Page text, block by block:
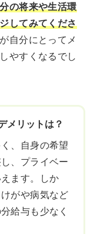
の将来や生活環
してみてくださ
自分にとってメ
やすくなるでし
メリットは？
、自身の希望
、プライベー
ます。しか
がや病気など
給与も少なく